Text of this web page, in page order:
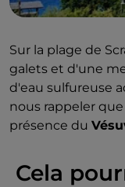
Sur la plage de
galets et d'une
d'eau sulfureuse
nous rappeler
présence du
Cela